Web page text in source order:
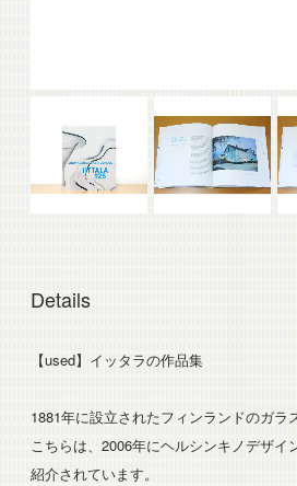
Details
【used】イッタラの作品集
1881年に設立されたフィンランドのガラ
こちらは、2006年にヘルシンキノデザ
紹介されています。